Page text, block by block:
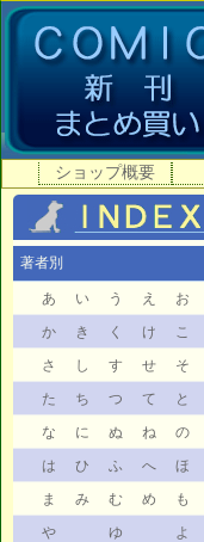
ショップ概要
著者別
あ い う え
お
か
き く け
こ
さ
し す せ
そ
た
ち つ て
と
な
に ぬ ね
の
は
ひ ふ へ
ほ
ま
み む め
も
や
ゆ
よ